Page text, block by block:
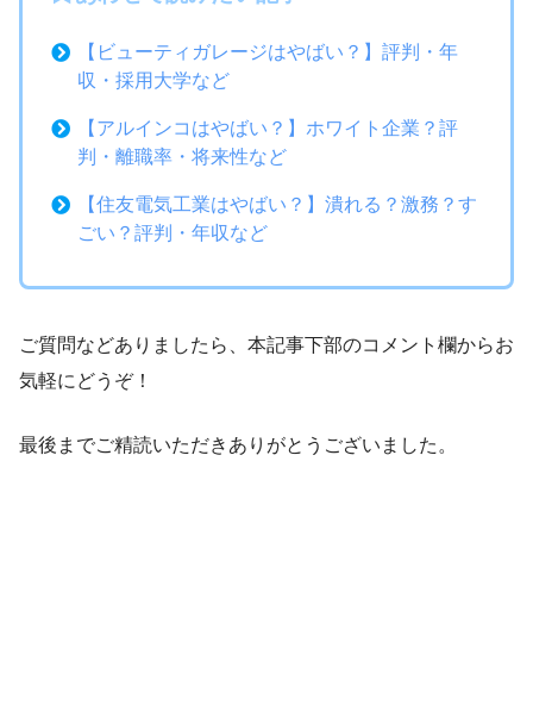
【ビューティガレージはやばい？】評判・年
収・採用大学など
【アルインコはやばい？】ホワイト企業？評
判・離職率・将来性など
【住友電気工業はやばい？】潰れる？激務？す
ごい？評判・年収など
ご質問などありましたら、本記事下部のコメント欄からお
気軽にどうぞ！
最後までご精読いただきありがとうございました。